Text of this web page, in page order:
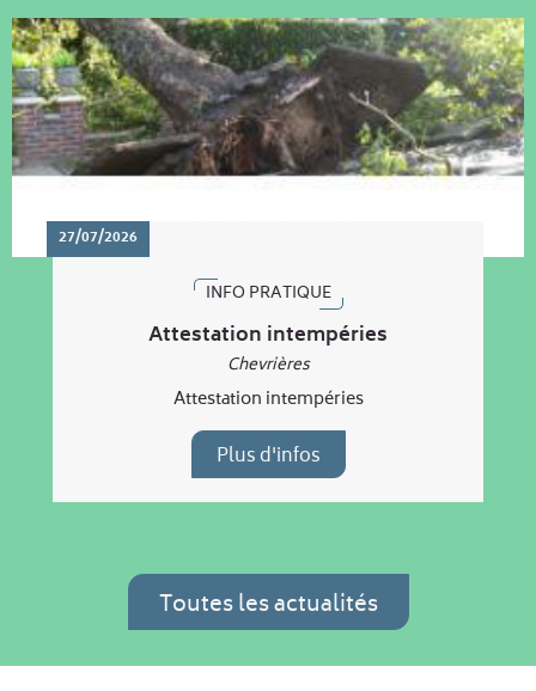
27/07/2026
INFO PRATIQUE
Attestation intempéries
Chevrières
Attestation intempéries
Plus d'infos
Toutes les actualités